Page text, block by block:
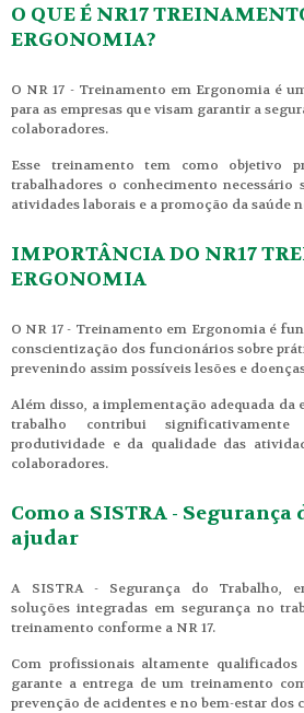
O QUE É NR17
ERGONOMIA?
O NR 17 - Treinamento em Ergonomia é
para as empresas que visam garantir a
colaboradores.
Esse treinamento tem como objetivo
trabalhadores o conhecimento necessário
atividades laborais e a promoção da saúde
IMPORTÂNCIA DO NR17
ERGONOMIA
O NR 17 - Treinamento em Ergonomia é
conscientização dos funcionários sobre
prevenindo assim possíveis lesões e
Além disso, a implementação adequada
trabalho contribui
produtividade e da qualidade das
colaboradores.
Como a SISTRA -
ajudar
A SISTRA - Segurança do Trabalho,
soluções integradas em segurança no
treinamento conforme a NR 17.
Com profissionais altamente
garante a entrega de um treinamento
prevenção de acidentes e no bem-estar dos